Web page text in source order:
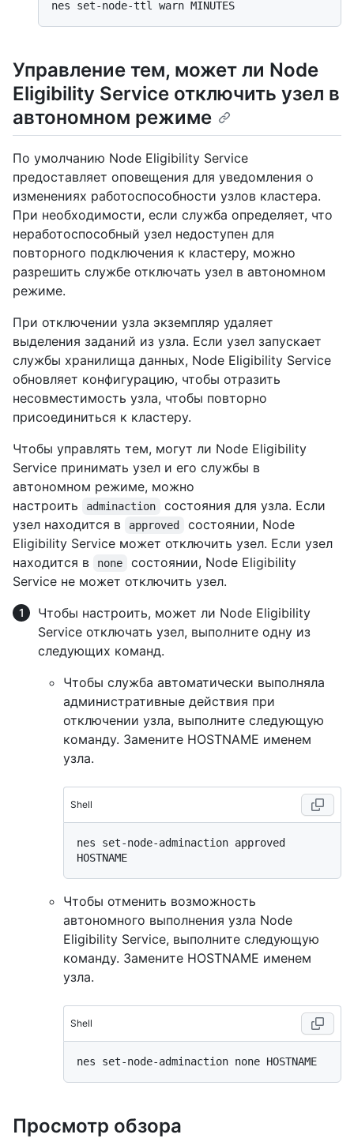
Управление тем, может ли Node
Eligibility Service отключить узел в
автономном режиме
По умолчанию Node Eligibility Service
предоставляет оповещения для уведомления о
изменениях работоспособности узлов кластера.
При необходимости, если служба определяет, что
неработоспособный узел недоступен для
повторного подключения к кластеру, можно
разрешить службе отключать узел в автономном
режиме.
При отключении узла экземпляр удаляет
выделения заданий из узла. Если узел запускает
службы хранилища данных, Node Eligibility Service
обновляет конфигурацию, чтобы отразить
несовместимость узла, чтобы повторно
присоединиться к кластеру.
Чтобы управлять тем, могут ли Node Eligibility
Service принимать узел и его службы в
автономном режиме, можно
настроить
adminaction
состояния для узла. Если
узел находится в
approved
состоянии, Node
Eligibility Service может отключить узел. Если узел
находится в
none
состоянии, Node Eligibility
Service не может отключить узел.
Чтобы настроить, может ли Node Eligibility
Service отключать узел, выполните одну из
следующих команд.
Чтобы служба автоматически выполняла
административные действия при
отключении узла, выполните следующую
команду. Замените HOSTNAME именем
узла.
Shell
nes set-node-adminaction approved
Чтобы отменить возможность
автономного выполнения узла Node
Eligibility Service, выполните следующую
команду. Замените HOSTNAME именем
узла.
Shell
Просмотр обзора